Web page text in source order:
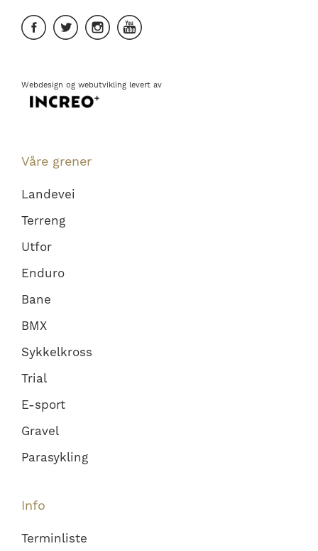
Webdesign og webutvikling levert av
Våre grener
Landevei
Terreng
Utfor
Enduro
Bane
BMX
Sykkelkross
Trial
E-sport
Gravel
Parasykling
Info
Terminliste